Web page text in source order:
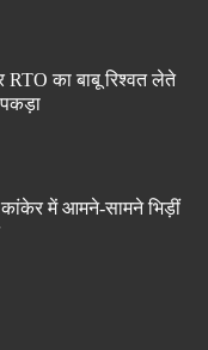
का बाबू रिश्वत लेते
में आमने-सामने भिड़ीं